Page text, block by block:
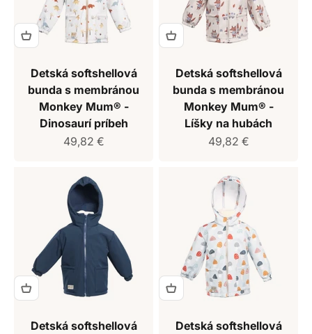
Detská softshellová
bunda s membránou
Monkey Mum® -
Dinosaurí príbeh
Predajná cena
49,82 €
Detská softshellová
bunda s membránou
Monkey Mum® -
Líšky na hubách
Predajná cena
49,82 €
Detská softshellová
Detská softshellová